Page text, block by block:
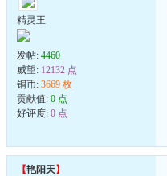
精灵王
发帖: 4460
威望: 12132 点
铜币: 3669 枚
贡献值: 0 点
好评度: 0 点
【艳阳天】